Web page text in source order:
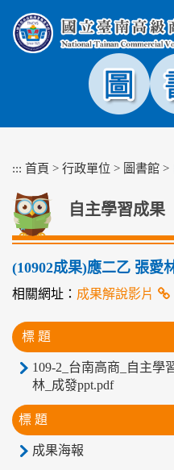
塊
::: 首頁 > 行政單位 > 圖書館 >
自主學習成果
(10902成果)應二乙 張愛
相關網址： 成果解說影片
標 題
109-2_台南高商_自主學
林_成發ppt.pdf
標 題
成果海報